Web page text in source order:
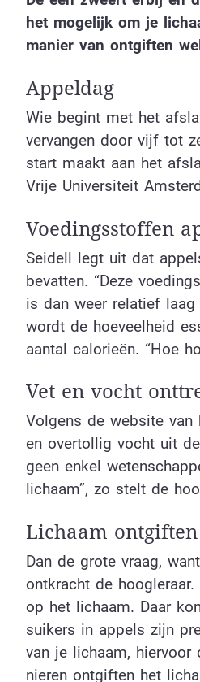
het mogelijk om je
manier van ontgiften
Appeldag
Wie begint met het
vervangen door vijf tot
start maakt aan het
Vrije Universiteit
Voedingsstoffen
Seidell legt uit dat
bevatten. “Deze
is dan weer relatief
wordt de hoeveelheid
aantal calorieën. “Hoe
Vet en vocht
Volgens de website
en overtollig vocht uit
geen enkel
lichaam”, zo stelt de
Lichaam
Dan de grote vraag,
ontkracht de
op het lichaam. Daar
suikers in appels zijn
van je lichaam, hiervoor
nieren ontgiften het